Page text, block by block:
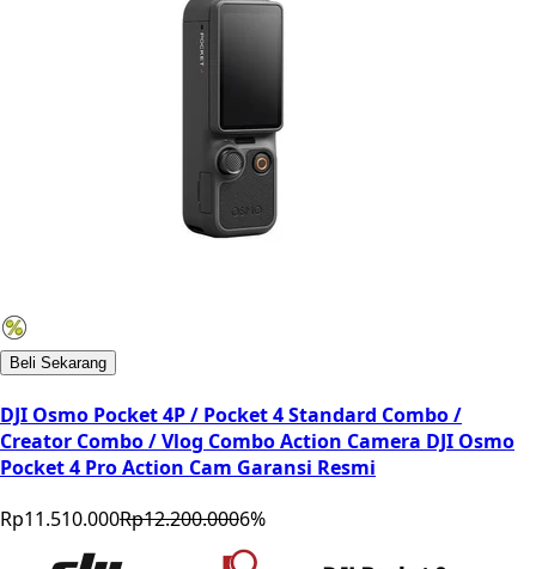
Beli Sekarang
DJI Osmo Pocket 4P / Pocket 4 Standard Combo /
Creator Combo / Vlog Combo Action Camera DJI Osmo
Pocket 4 Pro Action Cam Garansi Resmi
Rp11.510.000Rp12.200.0006%